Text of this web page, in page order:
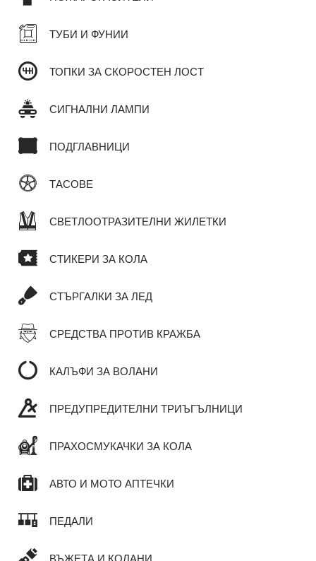
ТУБИ И ФУНИИ
ТОПКИ ЗА СКОРОСТЕН ЛОСТ
СИГНАЛНИ ЛАМПИ
ПОДГЛАВНИЦИ
ТАСОВЕ
СВЕТЛООТРАЗИТЕЛНИ ЖИЛЕТКИ
СТИКЕРИ ЗА КОЛА
СТЪРГАЛКИ ЗА ЛЕД
СРЕДСТВА ПРОТИВ КРАЖБА
КАЛЪФИ ЗА ВОЛАНИ
ПРЕДУПРЕДИТЕЛНИ ТРИЪГЪЛНИЦИ
ПРАХОСМУКАЧКИ ЗА КОЛА
АВТО И МОТО АПТЕЧКИ
ПЕДАЛИ
ВЪЖЕТА И КОЛАНИ